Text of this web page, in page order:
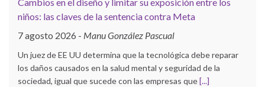
Cambios en el diseño y limitar su exposición entre los
niños: las claves de la sentencia contra Meta
7 agosto 2026 - Manu González Pascual
Un juez de EE UU determina que la tecnológica debe reparar
los daños causados en la salud mental y seguridad de la
sociedad, igual que sucede con las empresas que[...]